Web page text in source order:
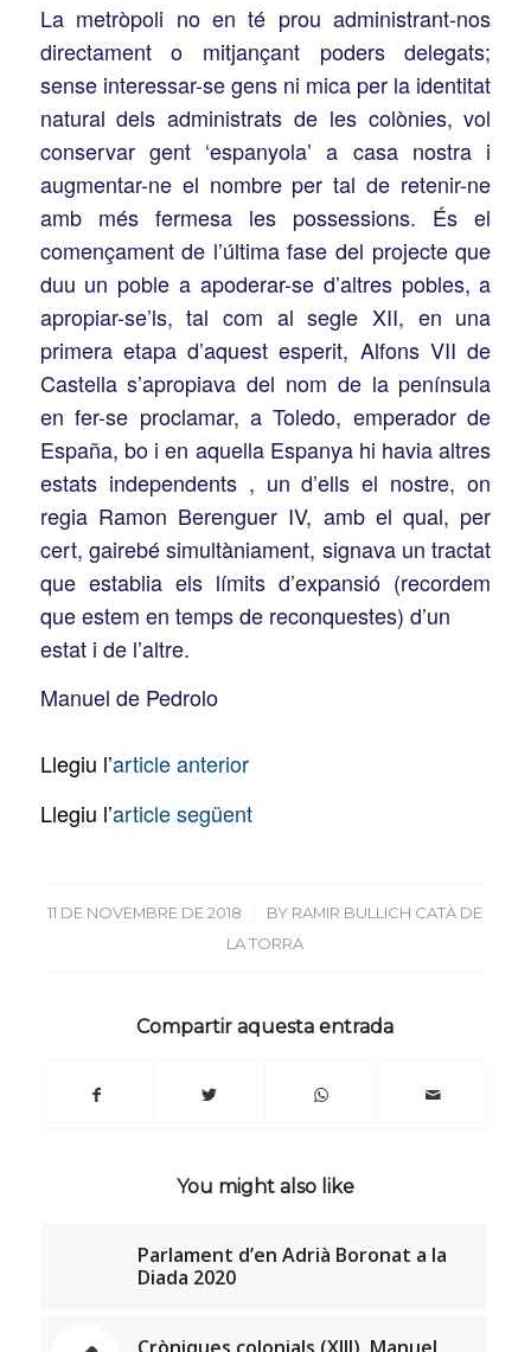
La metròpoli no en té prou administrant-nos
directament o mitjançant poders delegats;
sense interessar-se gens ni mica per la identitat
natural dels administrats de les colònies, vol
conservar gent ‘espanyola’ a casa nostra i
augmentar-ne el nombre per tal de retenir-ne
amb més fermesa les possessions. És el
començament de l’última fase del projecte que
duu un poble a apoderar-se d’altres pobles, a
apropiar-se’ls, tal com al segle XII, en una
primera etapa d’aquest esperit, Alfons VII de
Castella s’apropiava del nom de la península
en fer-se proclamar, a Toledo, emperador de
España, bo i en aquella Espanya hi havia altres
estats independents , un d’ells el nostre, on
regia Ramon Berenguer IV, amb el qual, per
cert, gairebé simultàniament, signava un tractat
que establia els límits d’expansió (recordem
que estem en temps de reconquestes) d’un
estat i de l’altre.
Manuel de Pedrolo
Llegiu l’article anterior
Llegiu l’article següent
11 DE NOVEMBRE DE 2018
/ BY RAMIR BULLICH CATÀ DE
LA TORRA
Compartir aquesta entrada
You might also like
Parlament d’en Adrià Boronat a la
Diada 2020